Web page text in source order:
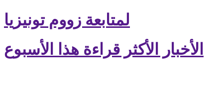
لمتابعة زووم تونيزيا
الأخبار الأكثر قراءة هذا الأسبوع